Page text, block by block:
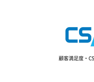
顧客満足度・